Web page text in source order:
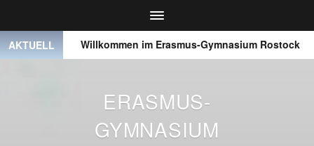
AKTUELL
● ● Willkommen im Erasmus-Gymnasium Rostock
ERASMUS-
GYMNASIUM